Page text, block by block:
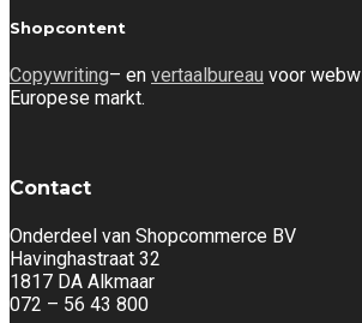
Shopcontent
Copywriting– en vertaalbureau voor
Europese markt.
Contact
Onderdeel van Shopcommerce BV
Havinghastraat 32
1817 DA Alkmaar
072 – 56 43 800